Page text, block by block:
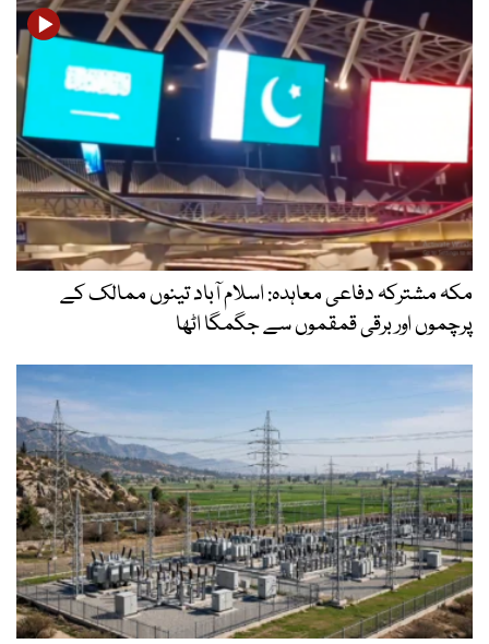
مکہ مشترکہ دفاعی معاہدہ: اسلام آباد تینوں ممالک کے
پرچموں اور برقی قمقموں سے جگمگا اٹھا